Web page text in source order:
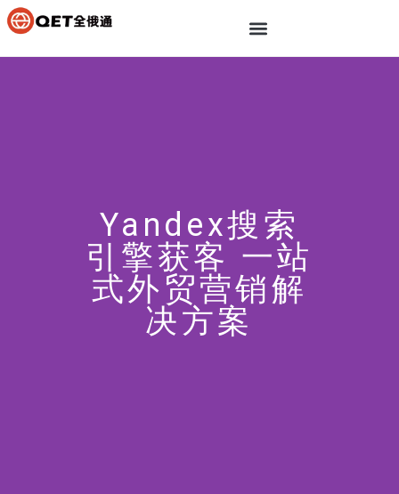
Yandex搜索
引擎获客 一站
式外贸营销解
决方案